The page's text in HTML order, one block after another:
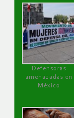
Defensoras
amenazadas en
México